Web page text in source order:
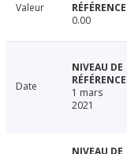
Valeur
0.00
Date
1 mars
2021